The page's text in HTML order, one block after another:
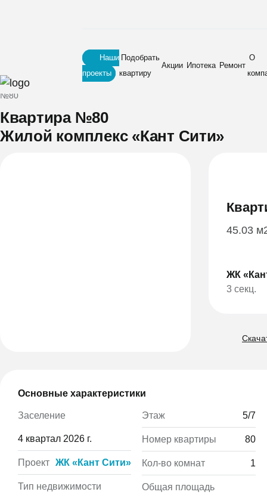
Наши
проекты
Подобрать
квартиру
Акции Ипотека Ремонт
О
Главная Новостройки•Жилой комплекс «Кант Сити»
№80
Квартира №80
Жилой комплекс «Кант Сити»
45.03
ЖК
3 секц.
Основные характеристики
Заселение
4 квартал 2026 г.
Проект ЖК «Кант Сити»
Тип недвижимости
Этаж 5/7
Номер квартиры 80
Кол-во комнат 1
Общая площадь